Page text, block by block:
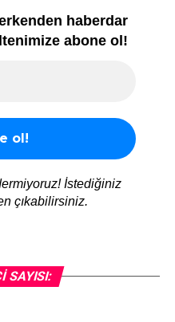
haberdar
abone ol!
İstediğiniz
çıkabilirsiniz.
SAYISI: